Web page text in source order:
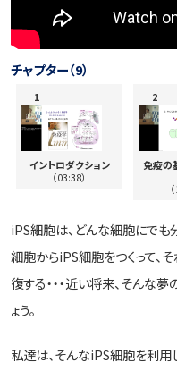
チャプター（9）
イントロダクション
（03:38）
免疫の
iPS細胞は、どんな細胞にでも
細胞からiPS細胞をつくって、
復する・・・近い将来、そんな
ょう。
私達は、そんなiPS細胞を利用